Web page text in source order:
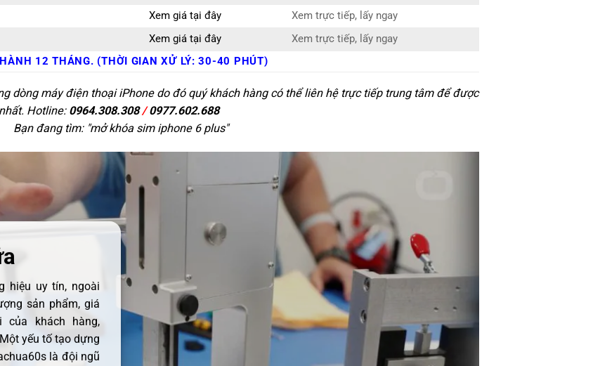
Xem giá tại đây
Xem trực tiếp, lấy ngay
Xem giá tại đây
Xem trực tiếp, lấy ngay
12 THÁNG. (THỜI GIAN XỬ LÝ: 30-40 PHÚT)
dòng máy điện thoại iPhone do đó quý khách hàng có thể liên hệ trực tiếp trung tâm để được
Hotline: 0964.308.308/0977.602.688
Bạn đang tìm: "mở khóa sim iphone 6 plus"
hiệu uy tín, ngoài
sản phẩm, giá
khách hàng,
yếu tố tạo dựng
là đội ngũ